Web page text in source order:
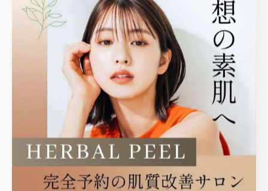
光陽台5丁目1-12グラフハイツA202
⏰14:30〜21:00
⚠️完全予約制
#ニキビ改善 #大人ニキビ #メンズスキンケア
#繰り返すニキビ #肌を育てる #栃木ニキビケア #宇都
宮エステ #高根沢町 #さくら市 #ハーブピーリング専門
店 #宇都宮ハーブピーリング#宇都宮ニキビ#しみ#宇都
宮毛穴#宇都宮#ニキビ改善 #毛穴ケア #REVIハーブピー